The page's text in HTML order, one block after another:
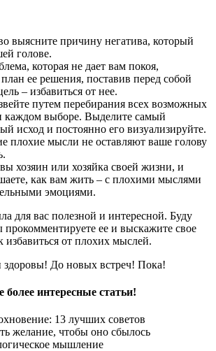
выясните причину негатива, который
голове.
которая не дает вам покоя,
план ее решения, поставив перед собой
– избавиться от нее.
путем перебирания всех возможных
каждом выборе. Выделите самый
исход и постоянно его визуализируйте.
плохие мысли не оставляют ваше голову
хозяин или хозяйка своей жизни, и
как вам жить – с плохими мыслями
эмоциями.
для вас полезной и интересной. Буду
прокомментируете ее и выскажите свое
избавиться от плохих мыслей.
здоровы! До новых встреч! Пока!
более интересные статьи!
13 лучших советов
желание, чтобы оно сбылось
мышление